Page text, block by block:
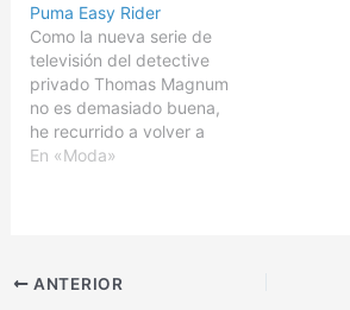
2026N-040. Se
presentan en una caja
idéntica a las botas
OTAN Losal que vimos
hace unas semanas. Se
trata de una bota para
otoño…
Puma Easy Rider
Como la nueva serie de
televisión del detective
privado Thomas Magnum
no es demasiado buena,
he recurrido a volver a
visionar la serie de
tipo Miami Vice? empecé
En «Moda»
ANTERIOR